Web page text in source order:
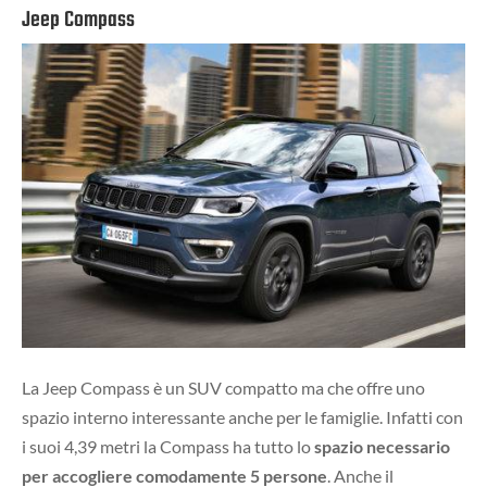
Jeep Compass
La Jeep Compass è un SUV compatto ma che offre uno
spazio interno interessante anche per le famiglie. Infatti con
i suoi 4,39 metri la Compass ha tutto lospazio necessario
per accogliere comodamente 5 persone. Anche il